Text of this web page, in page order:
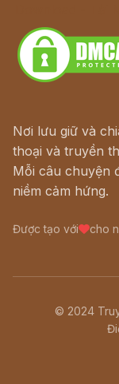
Nơi lưu giữ và
thoại và truyền
Mỗi câu chuyện
niềm cảm hứng.
Được tạo với cho
© 2024